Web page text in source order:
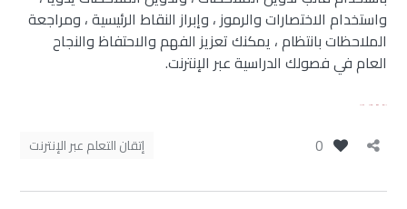
واستخدام الاختصارات والرموز ، وإبراز النقاط الرئيسية ، ومراجعة
الملاحظات بانتظام ، يمكنك تعزيز الفهم والاحتفاظ والنجاح
العام في فصولك الدراسية عبر الإنترنت.
إتقان التعلم عبر الإنترنت 0